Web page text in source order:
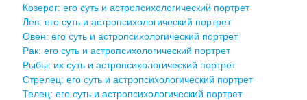
Козерог: его суть и астропсихологический портрет
Лев: его суть и астропсихологический портрет
Овен: его суть и астропсихологический портрет
Рак: его суть и астропсихологический портрет
Рыбы: их суть и астропсихологический портрет
Стрелец: его суть и астропсихологический портрет
Телец: его суть и астропсихологический портрет